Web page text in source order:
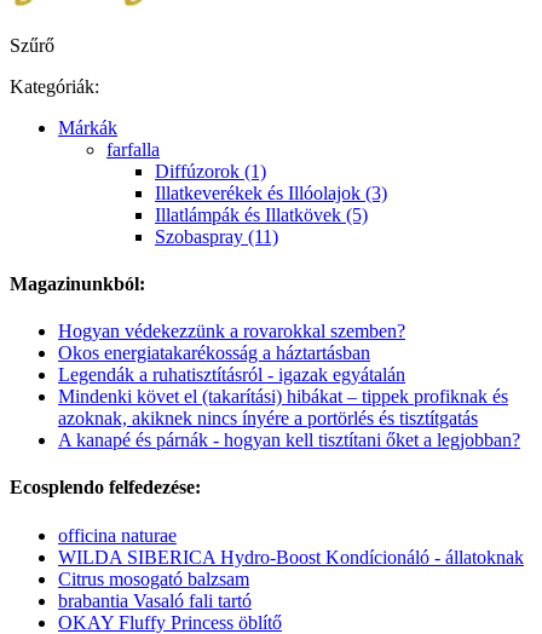
Szűrő
Kategóriák:
Márkák
farfalla
Diffúzorok (1)
Illatkeverékek és Illóolajok (3)
Illatlámpák és Illatkövek (5)
Szobaspray (11)
Magazinunkból:
Hogyan védekezzünk a rovarokkal szemben?
Okos energiatakarékosság a háztartásban
Legendák a ruhatisztításról - igazak egyátalán
Mindenki követ el (takarítási) hibákat – tippek profiknak és
azoknak, akiknek nincs ínyére a portörlés és tisztítgatás
A kanapé és párnák - hogyan kell tisztítani őket a legjobban?
Ecosplendo felfedezése:
officina naturae
WILDA SIBERICA Hydro-Boost Kondícionáló - állatoknak
Citrus mosogató balzsam
brabantia Vasaló fali tartó
OKAY Fluffy Princess öblítő